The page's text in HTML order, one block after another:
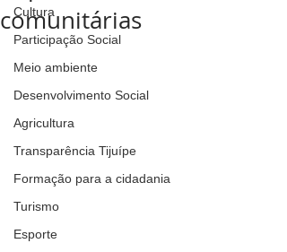
Cultura
Participação Social
Meio ambiente
Desenvolvimento Social
Agricultura
Transparência Tijuípe
Formação para a cidadania
Turismo
Esporte
comunitárias